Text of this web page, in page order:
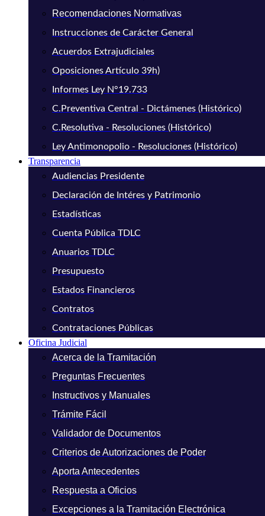
Recomendaciones Normativas
Instrucciones de Carácter General
Acuerdos Extrajudiciales
Oposiciones Artículo 39h)
Informes Ley N°19.733
C.Preventiva Central - Dictámenes (Histórico)
C.Resolutiva - Resoluciones (Histórico)
Ley Antimonopolio - Resoluciones (Histórico)
Transparencia
Audiencias Presidente
Declaración de Intéres y Patrimonio
Estadísticas
Cuenta Pública TDLC
Anuarios TDLC
Presupuesto
Estados Financieros
Contratos
Contrataciones Públicas
Oficina Judicial
Acerca de la Tramitación
Preguntas Frecuentes
Instructivos y Manuales
Trámite Fácil
Validador de Documentos
Criterios de Autorizaciones de Poder
Aporta Antecedentes
Respuesta a Oficios
Excepciones a la Tramitación Electrónica